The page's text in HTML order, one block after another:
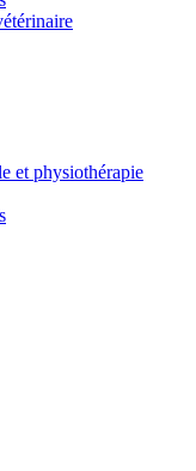
et physiothérapie